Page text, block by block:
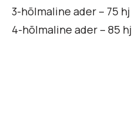
3-hõlmaline ader – 75 hj
4-hõlmaline ader – 85 hj